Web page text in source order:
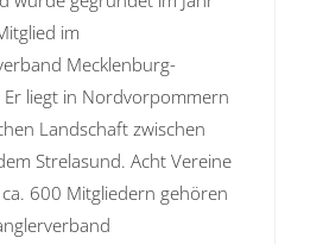
im
Mecklenburg-
liegt in Nordvorpommern
Landschaft zwischen
Strelasund. Acht Vereine
600 Mitgliedern gehören